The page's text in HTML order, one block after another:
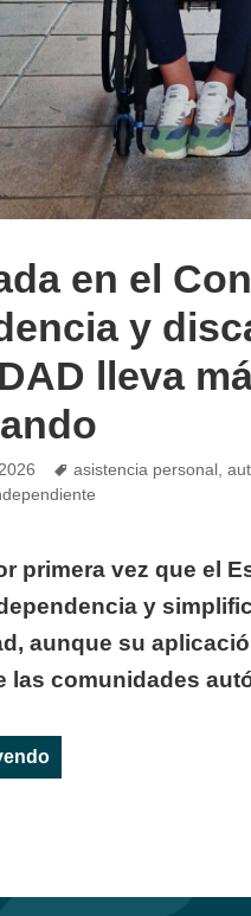
en el
y
lleva
Tags
asistencia personal,
primera vez que el
y
aunque su
las comunidades
«Aprobada en el